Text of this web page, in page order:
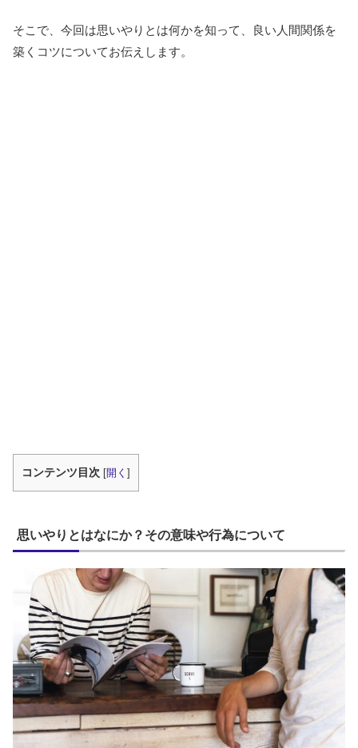
そこで、今回は思いやりとは何かを知って、良い人間関係を
築くコツについてお伝えします。
コンテンツ目次 [開く ]
思いやりとはなにか？その意味や行為について